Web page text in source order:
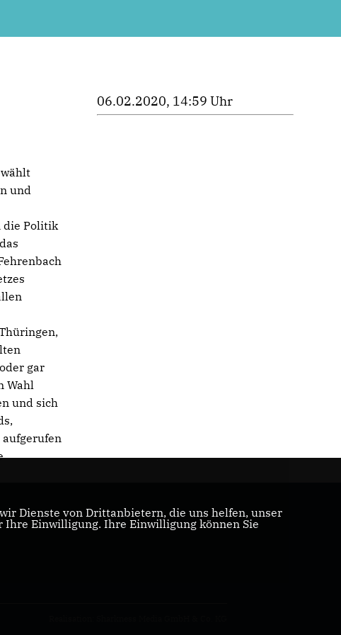
und
die Politik
gar
Wahl
und sich
06.02.2020, 14:59 Uhr
Dienste von Drittanbietern, die uns helfen, unser
Ihre Einwilligung. Ihre Einwilligung können Sie